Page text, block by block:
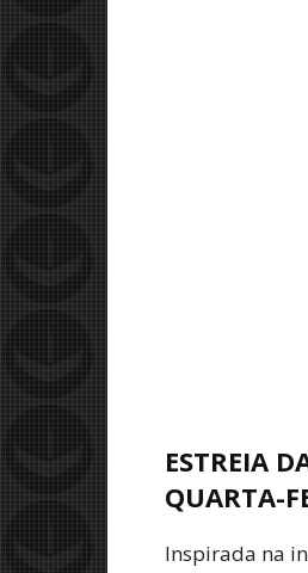
ESTREIA
QUARTA-
Inspirada na